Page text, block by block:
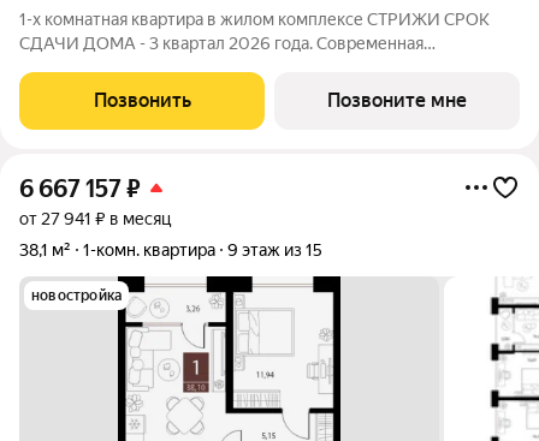
1-х комнатная квартира в жилом комплексе СТРИЖИ СРОК
СДАЧИ ДОМА - 3 квартал 2026 года. Современная
кв.м, идеально подходящую для комфортной жизни. Квартира
включает в себя вместительную
Позвонить Позвоните мне
6 667 157₽
от 27 941 ₽ в месяц
38,1 м²
1-комн. квартира 9 этаж из 15
новостройка